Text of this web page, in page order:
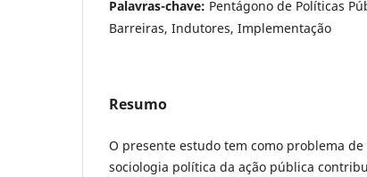
Palavras-chave: Pentágono de Políticas
Barreiras, Indutores, Implementação
Resumo
O presente estudo tem como problema
sociologia política da ação pública